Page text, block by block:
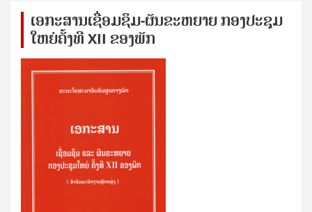
ເອກ​ະ​ສານ​ເຊ​ື່ອມ​ຊ​ຶມ-ຜັນ​ຂະ​ຫ​ຍາຍ ກອງ​ປະ​ຊຸມ​
ໃຫຍ່​ຄັ້ງ​ທີ XII ຂອງ​ພັກ